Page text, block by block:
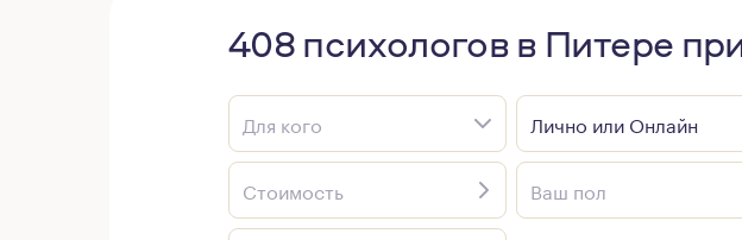
408 психологов в Питере
Для кого Лично или Онлайн
Стоимость Ваш пол